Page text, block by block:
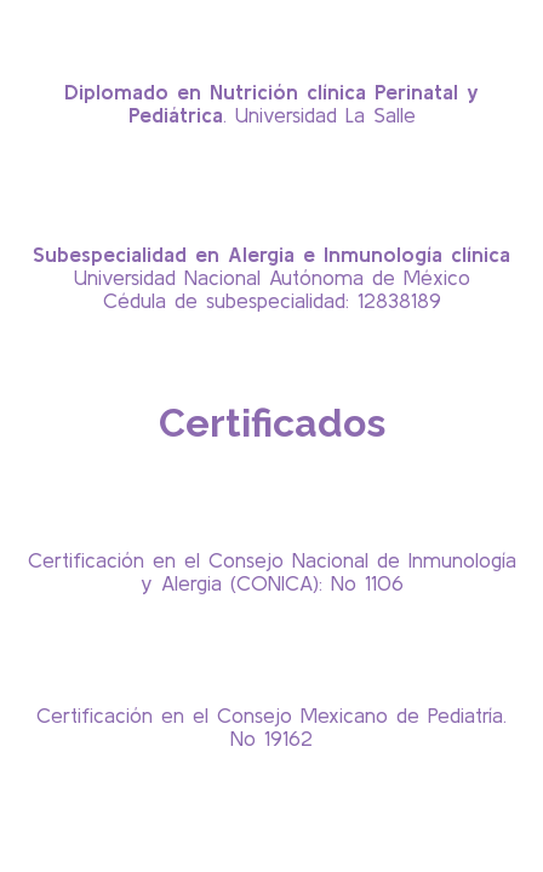
Diplomado en Nutrición clínica Perinatal y
Pediátrica. Universidad La Salle
Subespecialidad en Alergia e Inmunología clínica
Universidad Nacional Autónoma de México
Cédula de subespecialidad: 12838189
Certificados
Certificación en el Consejo Nacional de Inmunología
y Alergia (CONICA): No 1106
Certificación en el Consejo Mexicano de Pediatría.
No 19162